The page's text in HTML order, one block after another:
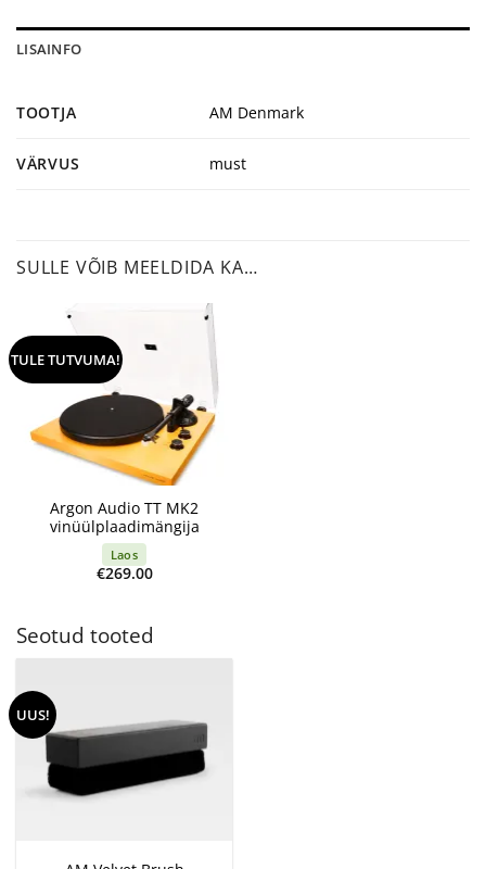
LISAINFO
TOOTJA AM Denmark
VÄRVUS must
SULLE VÕIB MEELDIDA KA…
TULE TUTVUMA!
Argon Audio TT MK2
vinüülplaadimängija
Laos
€269.00
Seotud tooted
UUS!